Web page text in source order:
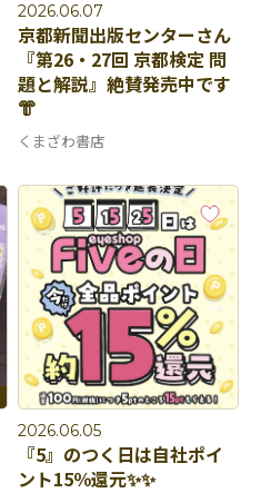
2026.06.07
京都新聞出版センターさん
『第26・27回 京都検定 問
題と解説』絶賛発売中です
👘
くまざわ書店
2026.06.05
『5』のつく日は自社ポイ
ント15％還元✨✨